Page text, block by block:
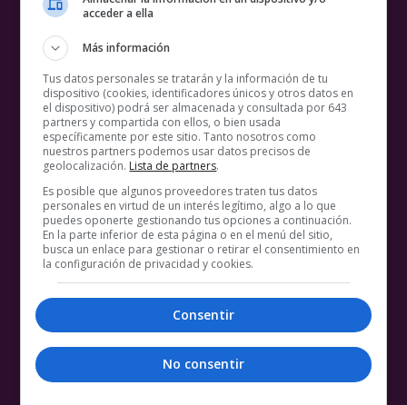
acceder a ella
Más información
Tus datos personales se tratarán y la información de tu
dispositivo (cookies, identificadores únicos y otros datos en
el dispositivo) podrá ser almacenada y consultada por 643
partners y compartida con ellos, o bien usada
específicamente por este sitio. Tanto nosotros como
nuestros partners podemos usar datos precisos de
geolocalización. Lista de partners.
Es posible que algunos proveedores traten tus datos
personales en virtud de un interés legítimo, algo a lo que
puedes oponerte gestionando tus opciones a continuación.
En la parte inferior de esta página o en el menú del sitio,
busca un enlace para gestionar o retirar el consentimiento en
la configuración de privacidad y cookies.
Consentir
No consentir